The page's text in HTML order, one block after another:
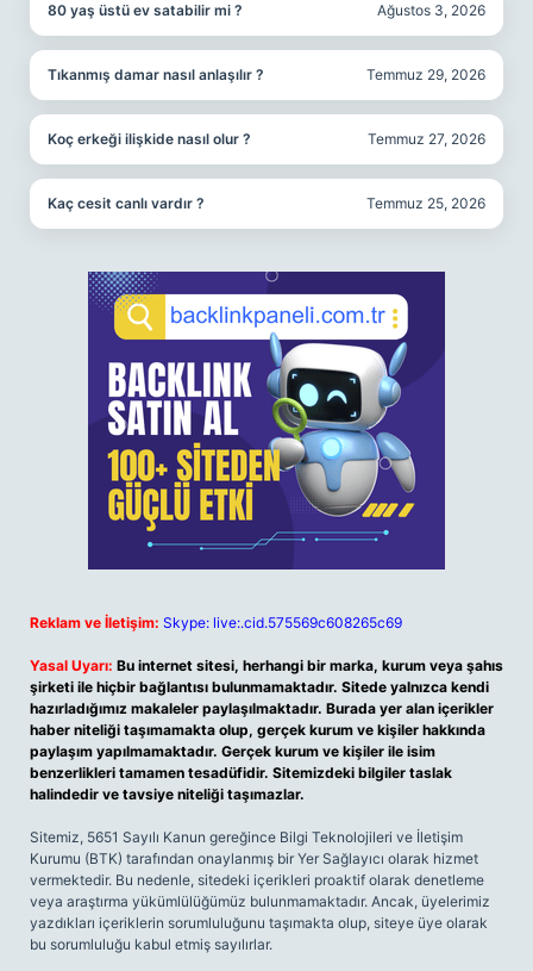
80 yaş üstü ev satabilir mi ? Ağustos 3, 2026
Tıkanmış damar nasıl anlaşılır ? Temmuz 29, 2026
Koç erkeği ilişkide nasıl olur ? Temmuz 27, 2026
Kaç cesit canlı vardır ? Temmuz 25, 2026
Reklam ve İletişim: Skype: live:.cid.575569c608265c69
Yasal Uyarı: Bu internet sitesi, herhangi bir marka, kurum veya şahıs
şirketi ile hiçbir bağlantısı bulunmamaktadır. Sitede yalnızca kendi
hazırladığımız makaleler paylaşılmaktadır. Burada yer alan içerikler
haber niteliği taşımamakta olup, gerçek kurum ve kişiler hakkında
paylaşım yapılmamaktadır. Gerçek kurum ve kişiler ile isim
benzerlikleri tamamen tesadüfidir. Sitemizdeki bilgiler taslak
halindedir ve tavsiye niteliği taşımazlar.
Sitemiz, 5651 Sayılı Kanun gereğince Bilgi Teknolojileri ve İletişim
Kurumu (BTK) tarafından onaylanmış bir Yer Sağlayıcı olarak hizmet
vermektedir. Bu nedenle, sitedeki içerikleri proaktif olarak denetleme
veya araştırma yükümlülüğümüz bulunmamaktadır. Ancak, üyelerimiz
yazdıkları içeriklerin sorumluluğunu taşımakta olup, siteye üye olarak
bu sorumluluğu kabul etmiş sayılırlar.